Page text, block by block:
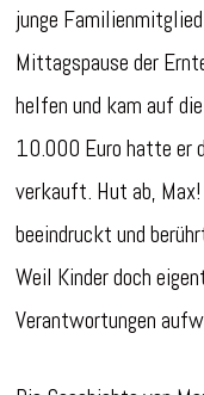
junge
Mittagspause der
helfen und kam auf
10.000 Euro hatte er
verkauft. Hut ab,
beeindruckt und
Weil Kinder doch
Verantwortungen